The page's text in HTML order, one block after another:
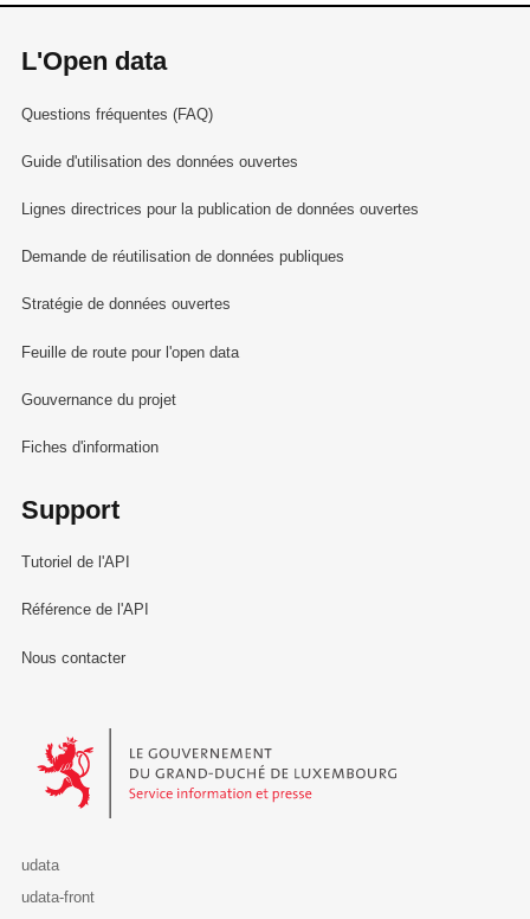
L'Open data
Questions fréquentes (FAQ)
Guide d'utilisation des données ouvertes
Lignes directrices pour la publication de données ouvertes
Demande de réutilisation de données publiques
Stratégie de données ouvertes
Feuille de route pour l'open data
Gouvernance du projet
Fiches d'information
Support
Tutoriel de l'API
Référence de l'API
Nous contacter
Le Gouvernement du Grand-Duché de Luxembourg - Service
udata
udata-front